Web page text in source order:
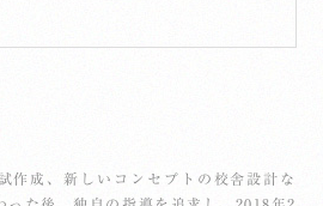
作成、新しいコンセプトの校舎設計な